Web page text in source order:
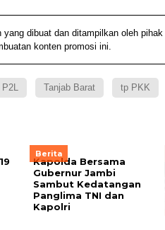
dibuat dan ditampilkan oleh
konten promosi ini.
P2L Tanjab Barat tp PKK
Berita
Kapolda Bersama
Gubernur Jambi
Sambut Kedatangan
Panglima TNI dan
Kapolri